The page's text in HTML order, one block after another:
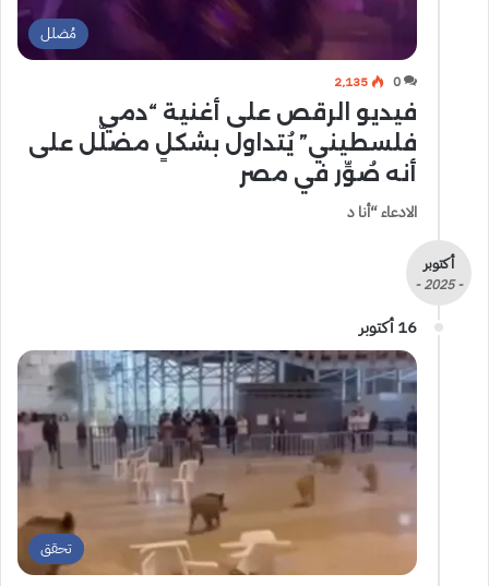
مُضلل
0 2٬135
فيديو الرقص على أغنية “دمي
فلسطيني” يُتداول بشكلٍ مضلّل على
أنه صُوِّر في مصر
الادعاء “أنا د
أكتوبر
- 2025 -
16 أكتوبر
تحقق